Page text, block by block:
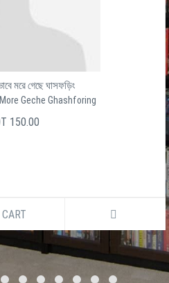
মরে গেছে ঘাসফড়িং
Geche Ghashforing
150.00
CART